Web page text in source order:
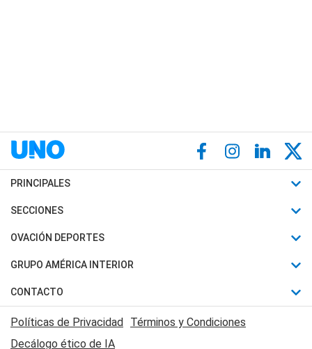
PRINCIPALES
Últimas Noticias
Política
Judiciales
Economia
SECCIONES
Horóscopo
Motores
Trucos caseros
Series y Películas
OVACIÓN DEPORTES
Fútbol
Mundial
Automovilismo
Rugby
GRUPO AMÉRICA INTERIOR
Canal 7 en Vivo
CONTACTO
Acerca de Nosotros
Contactanos
Políticas de Privacidad Términos y Condiciones
Decálogo ético de IA